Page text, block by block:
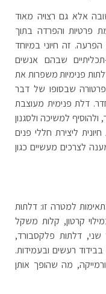
אלא גם רצויה מאוד
והפרדה בתוך
זה חיוני במיוחד
שבהם אנשים
פנימיות משפרות את
שבסופו של דבר
דלת פנימית מעוצבת
למשיכה ולסגנון
ליצירת חללי פנים
מענה לצרכים מעשיים כגון
למטרה זו: דלתות
קרטון, קלות משקל
דלתות פלקסבורד,
רעשים ובעמידות.
מה שהופך אותן